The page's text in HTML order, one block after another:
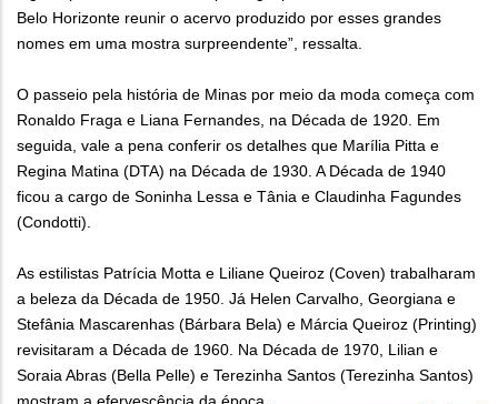
Belo Horizonte reunir o acervo produzido por esses grandes
nomes em uma mostra surpreendente”, ressalta.
O passeio pela história de Minas por meio da moda começa com
Ronaldo Fraga e Liana Fernandes, na Década de 1920. Em
seguida, vale a pena conferir os detalhes que Marília Pitta e
Regina Matina (DTA) na Década de 1930. A Década de 1940
ficou a cargo de Soninha Lessa e Tânia e Claudinha Fagundes
(Condotti).
As estilistas Patrícia Motta e Liliane Queiroz (Coven) trabalharam
a beleza da Década de 1950. Já Helen Carvalho, Georgiana e
Stefânia Mascarenhas (Bárbara Bela) e Márcia Queiroz (Printing)
revisitaram a Década de 1960. Na Década de 1970, Lilian e
Soraia Abras (Bella Pelle) e Terezinha Santos (Terezinha Santos)